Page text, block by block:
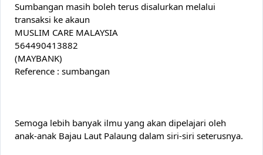
Sumbangan masih boleh terus disalurkan melalui
transaksi ke akaun
MUSLIM CARE MALAYSIA
564490413882
(MAYBANK)
Reference : sumbangan
Semoga lebih banyak ilmu yang akan dipelajari oleh
anak-anak Bajau Laut Palaung dalam siri-siri seterusnya.